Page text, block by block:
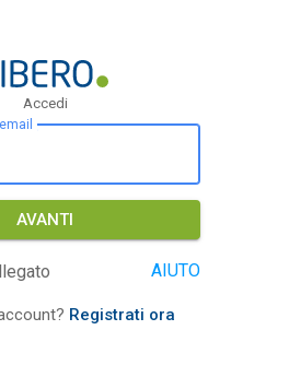
Accedi
AVANTI
AIUTO
Registrati ora